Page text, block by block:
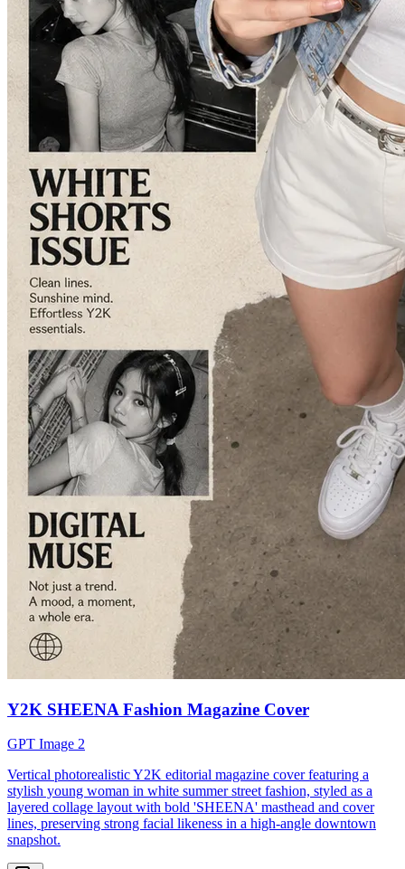
Y2K SHEENA Fashion Magazine Cover
GPT Image 2
Vertical photorealistic Y2K editorial magazine cover featuring a
stylish young woman in white summer street fashion, styled as a
layered collage layout with bold 'SHEENA' masthead and cover
lines, preserving strong facial likeness in a high-angle downtown
snapshot.